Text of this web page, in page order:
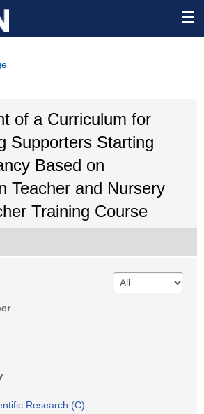
of a Curriculum for
Supporters Starting
Based on
Teacher and Nursery
Training Course
Research (C)